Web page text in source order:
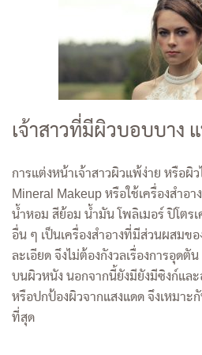
เจ้าสาวที่มีผิวบอบบาง
การแต่งหน้าเจ้าสาวผิวแพ้ง่าย หรือผิ
Mineral Makeup หรือใช้เครื่องสำอ
น้ำหอม สีย้อม น้ำมัน โพลิเมอร์ ปิโตร
อื่น ๆ เป็นเครื่องสำอางที่มีส่วนผสมข
ละเอียด จึงไม่ต้องกังวลเรื่องการอุด
บนผิวหนัง นอกจากนี้ยังมียังมีซิงก์แล
หรือปกป้องผิวจากแสงแดด จึงเหมาะ
ที่สุด